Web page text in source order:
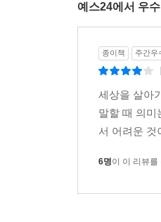
주인공은 열일곱
“아들이 즐겨듣
진실된 힘과 에
“힙합이란 장
구상하고 있어
예스24에서 우
종이책 주간우
세상을 살아
말할 때 의미
서 어려운 것
6명이 이 리뷰를